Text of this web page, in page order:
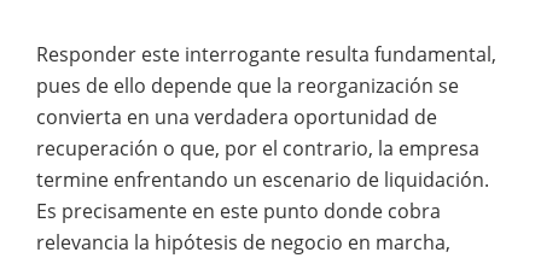
Responder este interrogante resulta fundamental,
pues de ello depende que la reorganización se
convierta en una verdadera oportunidad de
recuperación o que, por el contrario, la empresa
termine enfrentando un escenario de liquidación.
Es precisamente en este punto donde cobra
relevancia la hipótesis de negocio en marcha,